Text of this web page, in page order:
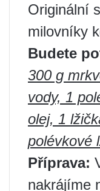
Originální
milovníky
Budete
300 g
vody, 1
olej, 1
polévkové
Příprava:
nakrájíme